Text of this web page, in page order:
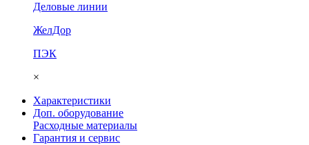
Деловые линии
ЖелДор
ПЭК
×
Характеристики
Доп. оборудование
Расходные материалы
Гарантия и сервис